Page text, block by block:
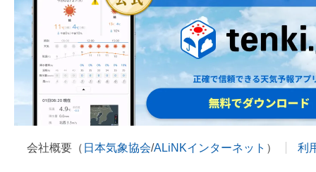
会社概要（ 日本気象協会/ALiNKインターネット ） 利